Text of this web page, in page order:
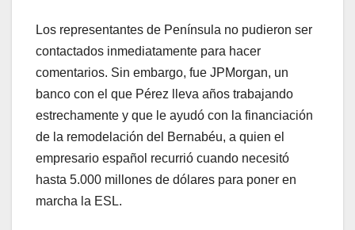
Los representantes de Península no pudieron ser
contactados inmediatamente para hacer
comentarios. Sin embargo, fue JPMorgan, un
banco con el que Pérez lleva años trabajando
estrechamente y que le ayudó con la financiación
de la remodelación del Bernabéu, a quien el
empresario español recurrió cuando necesitó
hasta 5.000 millones de dólares para poner en
marcha la ESL.